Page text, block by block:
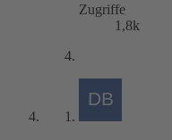
Zugriffe
1,8k